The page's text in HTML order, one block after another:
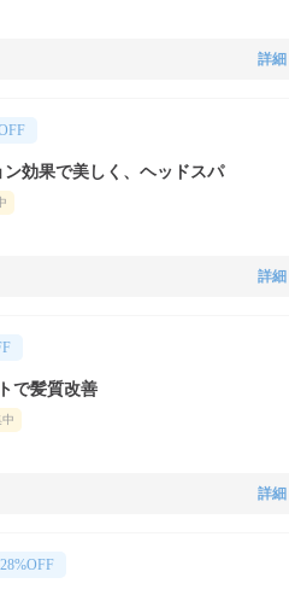
詳細
効果で美しく、ヘッドスパ
詳細
で髪質改善
詳細
28%OFF